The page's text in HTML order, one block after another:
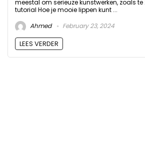
meestal om serieuze kunstwerken, zoals
tutorial Hoe je mooie lippen kunt ...
Ahmed
February 23, 2024
LEES VERDER